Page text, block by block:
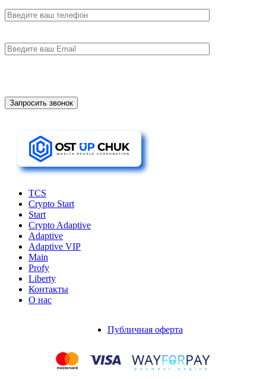
TCS
Crypto Start
Start
Crypto Adaptive
Adaptive
Adaptive VIP
Main
Profy
Liberty
Контакты
О нас
Публичная оферта